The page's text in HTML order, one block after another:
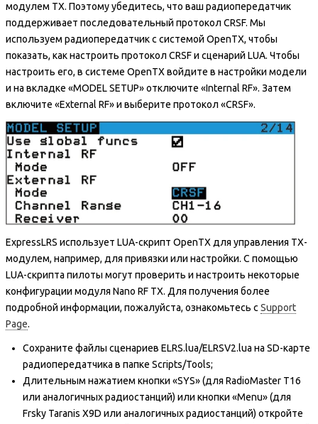
модулем TX. Поэтому убедитесь, что ваш радиопередатчик
поддерживает последовательный протокол CRSF. Мы
используем радиопередатчик с системой OpenTX, чтобы
показать, как настроить протокол CRSF и сценарий LUA. Чтобы
настроить его, в системе OpenTX войдите в настройки модели
и на вкладке «MODEL SETUP» отключите «Internal RF». Затем
включите «External RF» и выберите протокол «CRSF».
ExpressLRS использует LUA-скрипт OpenTX для управления TX-
модулем, например, для привязки или настройки. С помощью
LUA-скрипта пилоты могут проверить и настроить некоторые
конфигурации модуля Nano RF TX. Для получения более
подробной информации, пожалуйста, ознакомьтесь с Support
Page.
Сохраните файлы сценариев ELRS.lua/ELRSV2.lua на SD-карте
радиопередатчика в папке Scripts/Tools;
Длительным нажатием кнопки «SYS» (для RadioMaster T16
или аналогичных радиостанций) или кнопки «Menu» (для
Frsky Taranis X9D или аналогичных радиостанций) откройте